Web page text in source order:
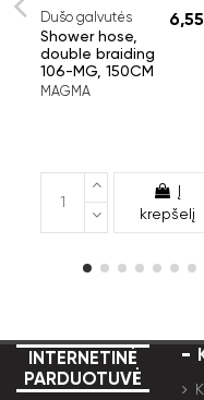
Dušo galvutės
Shower hose,
double braiding
106-MG, 150CM
MAGMA
Į
krepšelį
INTERNETINĖ
PARDUOTUVĖ